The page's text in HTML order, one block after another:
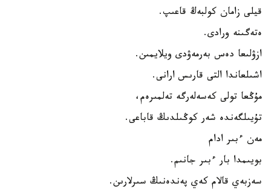
قيلى زامان كولبەڭ قاعىپ.
ەتەگىنە ورادى.
ازۋلىعا دەس بەرمەۋدى ويلايمىن.
اشىلعاندا التى قارىس ارانى.
مۇڭعا تولى كەسەلەرگە تەلمىرەم،
تۇيىلگەندە شەر كوڭىلدىڭ قاباعى.
مەن ءبىر ادام
بويىمدا بار ءبىر جانىم.
سەزبەي قالام كەي پەندەنىڭ سىرلارىن.